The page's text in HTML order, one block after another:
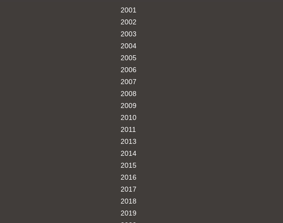
2001
2002
2003
2004
2005
2006
2007
2008
2009
2010
2011
2013
2014
2015
2016
2017
2018
2019